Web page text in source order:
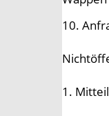
10.
1.